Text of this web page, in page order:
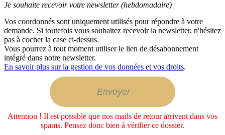
Je souhaite recevoir votre newsletter (hebdomadaire)
Vos coordonnés sont uniquement utilisés pour répondre à votre
demande. Si toutefois vous souhaitez recevoir la newsletter, n'hésitez
pas à cocher la case ci-dessus.
Vous pourrez à tout moment utiliser le lien de désabonnement
intégré dans notre newsletter.
En savoir plus sur la gestion de vos données et vos droits.
Attention ! Il est possible que nos mails de retour arrivent dans vos
spams. Pensez donc bien à vérifier ce dossier.